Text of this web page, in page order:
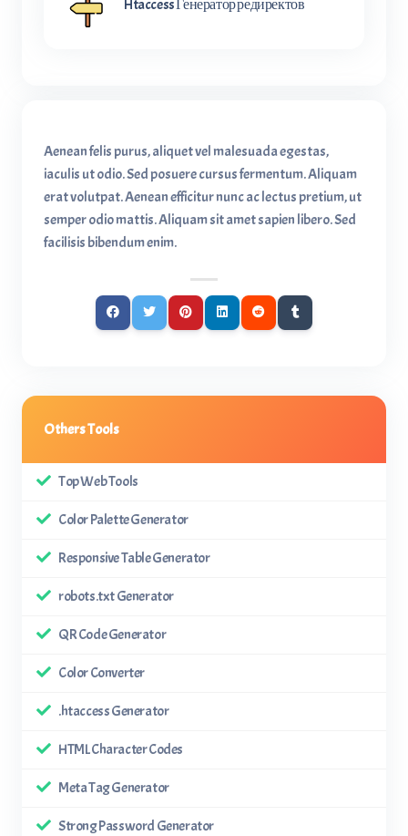
Htaccess Генератор редиректов
Aenean felis purus, aliquet vel malesuada egestas,
iaculis ut odio. Sed posuere cursus fermentum. Aliquam
erat volutpat. Aenean efficitur nunc ac lectus pretium, ut
semper odio mattis. Aliquam sit amet sapien libero. Sed
facilisis bibendum enim.
Others Tools
Top Web Tools
Color Palette Generator
Responsive Table Generator
robots.txt Generator
QR Code Generator
Color Converter
.htaccess Generator
HTML Character Codes
Meta Tag Generator
Strong Password Generator